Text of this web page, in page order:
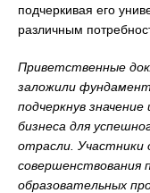
подчеркивая его
различным
Приветственные
заложили
подчеркнув
бизнеса для
отрасли.
совершенствования
образовательных